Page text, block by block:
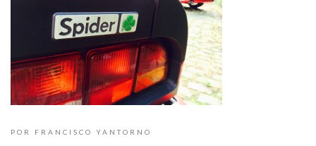
POR FRANCISCO YANTORNO